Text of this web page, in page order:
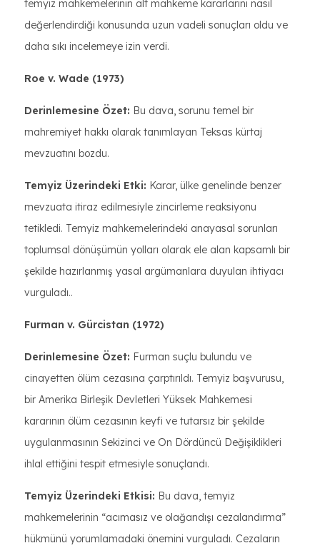
temyiz mahkemelerinin alt mahkeme kararlarını nasıl
değerlendirdiği konusunda uzun vadeli sonuçları oldu ve
daha sıkı incelemeye izin verdi.
Roe v. Wade (1973)
Derinlemesine Özet: Bu dava, sorunu temel bir
mahremiyet hakkı olarak tanımlayan Teksas kürtaj
mevzuatını bozdu.
Temyiz Üzerindeki Etki: Karar, ülke genelinde benzer
mevzuata itiraz edilmesiyle zincirleme reaksiyonu
tetikledi. Temyiz mahkemelerindeki anayasal sorunları
toplumsal dönüşümün yolları olarak ele alan kapsamlı bir
şekilde hazırlanmış yasal argümanlara duyulan ihtiyacı
vurguladı..
Furman v. Gürcistan (1972)
Derinlemesine Özet: Furman suçlu bulundu ve
cinayetten ölüm cezasına çarptırıldı. Temyiz başvurusu,
bir Amerika Birleşik Devletleri Yüksek Mahkemesi
kararının ölüm cezasının keyfi ve tutarsız bir şekilde
uygulanmasının Sekizinci ve On Dördüncü Değişiklikleri
ihlal ettiğini tespit etmesiyle sonuçlandı.
Temyiz Üzerindeki Etkisi: Bu dava, temyiz
mahkemelerinin “acımasız ve olağandışı cezalandırma”
hükmünü yorumlamadaki önemini vurguladı. Cezaların